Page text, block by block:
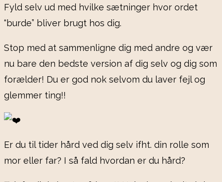
Fyld selv ud med hvilke sætninger hvor ordet
“burde” bliver brugt hos dig.
Stop med at sammenligne dig med andre og vær
nu bare den bedste version af dig selv og dig som
forælder! Du er god nok selvom du laver fejl og
glemmer ting!!
Er du til tider hård ved dig selv ifht. din rolle som
mor eller far? I så fald hvordan er du hård?